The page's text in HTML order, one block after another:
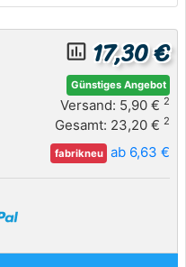
insert_chart_outlined 17,30 €
Günstiges Angebot
Versand: 5,90 € 2
Gesamt: 23,20 € 2
fabrikneu ab 6,63 €